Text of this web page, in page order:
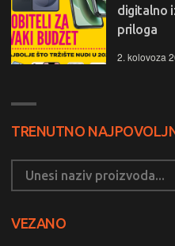
digitalno
priloga
2. kolovoza
TRENUTNO
VEZANO